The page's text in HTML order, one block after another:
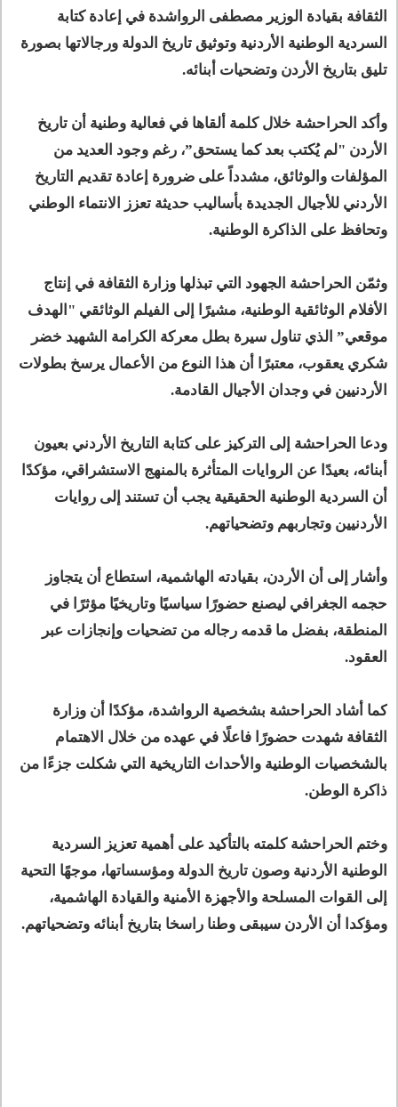
الثقافة بقيادة الوزير مصطفى الرواشدة في إعادة كتابة
السردية الوطنية الأردنية وتوثيق تاريخ الدولة ورجالاتها بصورة
تليق بتاريخ الأردن وتضحيات أبنائه.
وأكد الحراحشة خلال كلمة ألقاها في فعالية وطنية أن تاريخ
الأردن "لم يُكتب بعد كما يستحق”، رغم وجود العديد من
المؤلفات والوثائق، مشدداً على ضرورة إعادة تقديم التاريخ
الأردني للأجيال الجديدة بأساليب حديثة تعزز الانتماء الوطني
وتحافظ على الذاكرة الوطنية.
وثمّن الحراحشة الجهود التي تبذلها وزارة الثقافة في إنتاج
الأفلام الوثائقية الوطنية، مشيرًا إلى الفيلم الوثائقي "الهدف
موقعي” الذي تناول سيرة بطل معركة الكرامة الشهيد خضر
شكري يعقوب، معتبرًا أن هذا النوع من الأعمال يرسخ بطولات
الأردنيين في وجدان الأجيال القادمة.
ودعا الحراحشة إلى التركيز على كتابة التاريخ الأردني بعيون
أبنائه، بعيدًا عن الروايات المتأثرة بالمنهج الاستشراقي، مؤكدًا
أن السردية الوطنية الحقيقية يجب أن تستند إلى روايات
الأردنيين وتجاربهم وتضحياتهم.
وأشار إلى أن الأردن، بقيادته الهاشمية، استطاع أن يتجاوز
حجمه الجغرافي ليصنع حضورًا سياسيًا وتاريخيًا مؤثرًا في
المنطقة، بفضل ما قدمه رجاله من تضحيات وإنجازات عبر
العقود.
كما أشاد الحراحشة بشخصية الرواشدة، مؤكدًا أن وزارة
الثقافة شهدت حضورًا فاعلًا في عهده من خلال الاهتمام
بالشخصيات الوطنية والأحداث التاريخية التي شكلت جزءًا من
ذاكرة الوطن.
وختم الحراحشة كلمته بالتأكيد على أهمية تعزيز السردية
الوطنية الأردنية وصون تاريخ الدولة ومؤسساتها، موجهًا التحية
إلى القوات المسلحة والأجهزة الأمنية والقيادة الهاشمية،
ومؤكدا أن الأردن سيبقى وطنا راسخا بتاريخ أبنائه وتضحياتهم.